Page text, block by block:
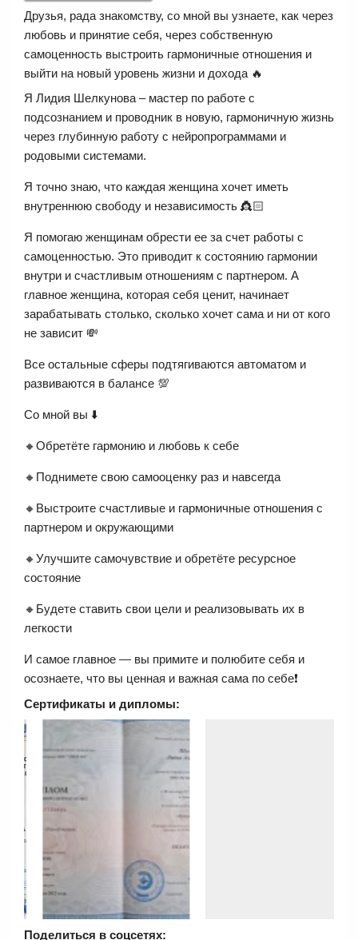
Друзья, рада знакомству, со мной вы узнаете, как через
любовь и принятие себя, через собственную
самоценность выстроить гармоничные отношения и
выйти на новый уровень жизни и дохода 🔥
Я Лидия Шелкунова – мастер по работе с
подсознанием и проводник в новую, гармоничную жизнь
через глубинную работу с нейропрограммами и
родовыми системами.
Я точно знаю, что каждая женщина хочет иметь
внутреннюю свободу и независимость 👸🏻
Я помогаю женщинам обрести ее за счет работы с
самоценностью. Это приводит к состоянию гармонии
внутри и счастливым отношениям с партнером. А
главное женщина, которая себя ценит, начинает
зарабатывать столько, сколько хочет сама и ни от кого
не зависит 💸
Все остальные сферы подтягиваются автоматом и
развиваются в балансе 💯
Со мной вы ⬇️
🔸Обретёте гармонию и любовь к себе
🔸Поднимете свою самооценку раз и навсегда
🔸Выстроите счастливые и гармоничные отношения с
партнером и окружающими
🔸Улучшите самочувствие и обретёте ресурсное
состояние
🔸Будете ставить свои цели и реализовывать их в
легкости
И самое главное — вы примите и полюбите себя и
осознаете, что вы ценная и важная сама по себе❗️
Сертификаты и дипломы:
Поделиться в соцсетях: